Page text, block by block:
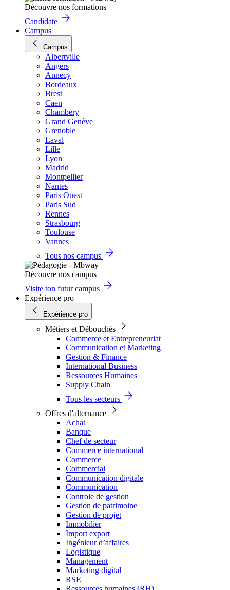
Découvre nos formations
Candidate
Campus
Campus
Albertville
Angers
Annecy
Bordeaux
Brest
Caen
Chambéry
Grand Genève
Grenoble
Laval
Lille
Lyon
Madrid
Montpellier
Nantes
Paris Ouest
Paris Sud
Rennes
Strasbourg
Toulouse
Vannes
Tous nos campus
Découvre nos campus
Visite ton futur campus
Expérience pro
Expérience pro
Métiers et Débouchés
Commerce et Entrepreneuriat
Communication et Marketing
Gestion & Finance
International Business
Ressources Humaines
Supply Chain
Tous les secteurs
Offres d'alternance
Achat
Banque
Chef de secteur
Commerce international
Commerce
Commercial
Communication digitale
Communication
Controle de gestion
Gestion de patrimoine
Gestion de projet
Immobilier
Import export
Ingénieur d’affaires
Logistique
Management
Marketing digital
RSE